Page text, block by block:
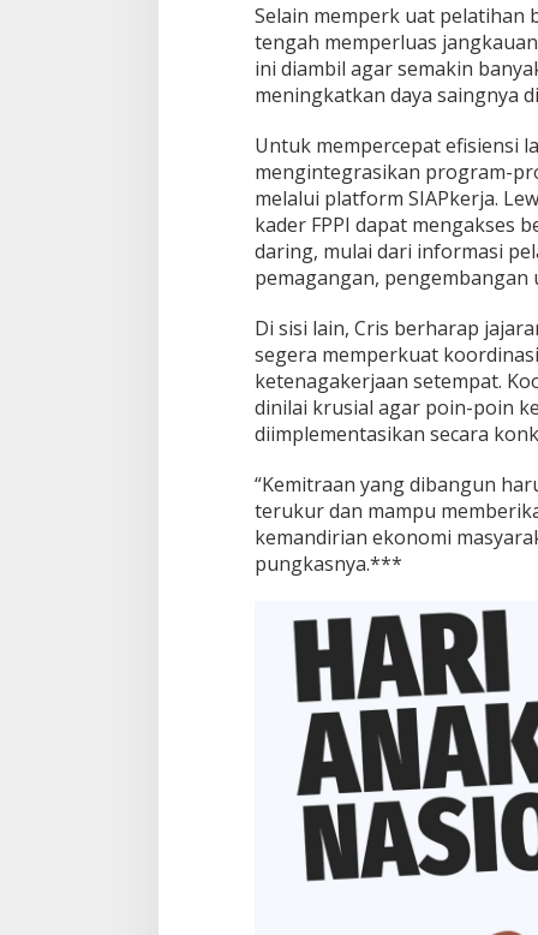
Selain memperk uat pelatihan
tengah memperluas
ini diambil agar semakin
meningkatkan daya saingnya
Untuk mempercepat efisiensi
mengintegrasikan program-
melalui platform SIAPkerja.
kader FPPI dapat mengakses
daring, mulai dari informasi
pemagangan,
Di sisi lain, Cris berharap
segera memperkuat
ketenagakerjaan setempat.
dinilai krusial agar poin-poin
diimplementasikan secara
“Kemitraan yang dibangun
terukur dan mampu
kemandirian ekonomi
pungkasnya.***